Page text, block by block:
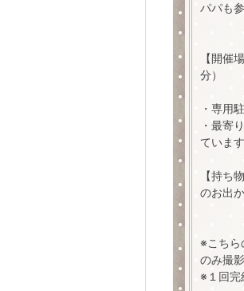
パパ
【開催
分）
・専用
・最寄
ています
【持ち
のお出
※こちら
のみ撮
※１回完